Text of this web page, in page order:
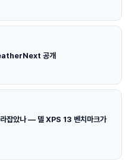
공개
라잡았나 — 델 XPS 13 벤치마크가